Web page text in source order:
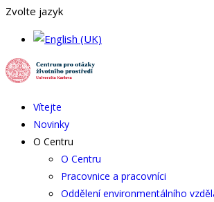
Zvolte jazyk
Vítejte
Novinky
O Centru
O Centru
Pracovnice a pracovníci
Oddělení environmentálního